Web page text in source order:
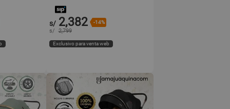
s/ 2,382 -14%
s/ 2,799
Exclusivo para venta web